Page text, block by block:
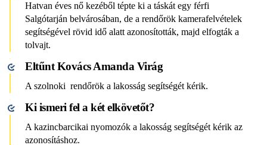
Hatvan éves nő kezéből tépte ki a táskát egy férfi
Salgótarján belvárosában, de a rendőrök kamerafelvételek
segítségével rövid idő alatt azonosították, majd elfogták a
tolvajt.
Eltűnt Kovács Amanda Virág
A szolnoki rendőrök a lakosság segítségét kérik.
Ki ismeri fel a két elkövetőt?
A kazincbarcikai nyomozók a lakosság segítségét kérik az
azonosításhoz.